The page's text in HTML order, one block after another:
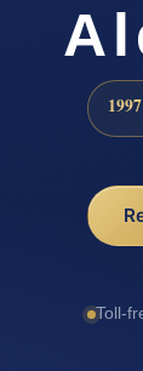
1997
Toll-